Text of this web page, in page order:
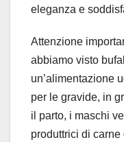
eleganza e
Attenzione
abbiamo visto
un’alimentazione
per le gravide, in
il parto, i maschi
produttrici di carne